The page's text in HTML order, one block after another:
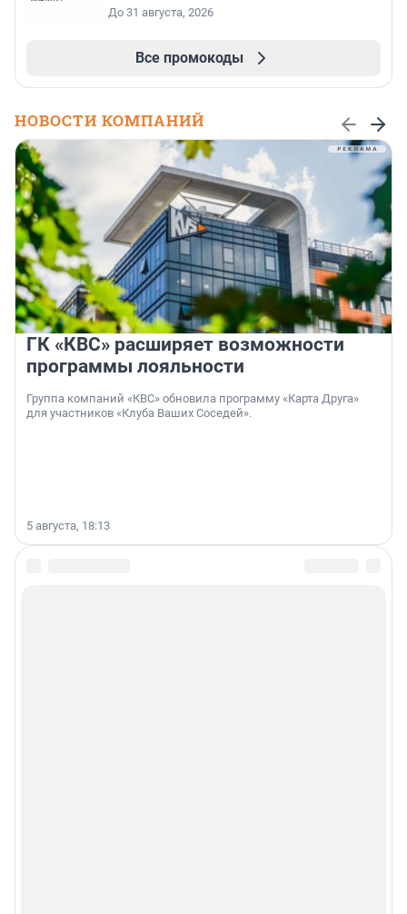
До 31 августа, 2026
Все промокоды
НОВОСТИ КОМПАНИЙ
ГК «КВС» расширяет возможности
программы лояльности
Группа компаний «КВС» обновила программу «Карта Друга»
для участников «Клуба Ваших Соседей».
5 августа, 18:13